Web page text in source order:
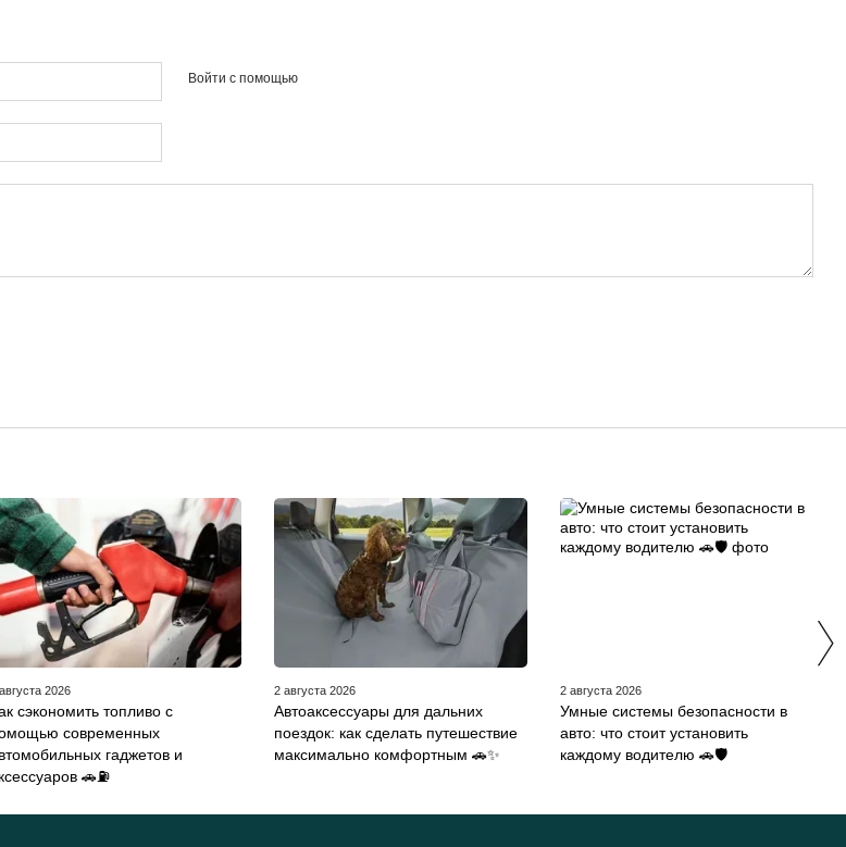
Войти с помощью
2026
сэкономить топливо с
современных
гаджетов и
🚗⛽
2 августа 2026
Автоаксессуары для дальних
поездок: как сделать путешествие
максимально комфортным 🚗✨
2 августа 2026
Умные системы безопасности в
авто: что стоит установить
каждому водителю 🚗🛡️